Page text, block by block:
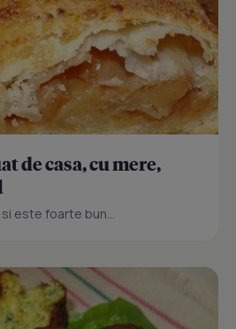
de casa, cu mere,
este foarte bun...